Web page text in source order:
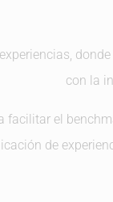
con la
facilitar el
de